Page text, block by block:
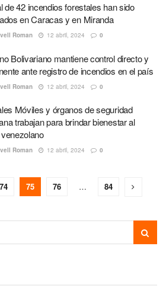
de 42 incendios forestales han sido
en Caracas y en Miranda
Roman 12 abril, 2024 0
Bolivariano mantiene control directo y
ante registro de incendios en el país
Roman 12 abril, 2024 0
Móviles y órganos de seguridad
trabajan para brindar bienestar al
Roman 12 abril, 2024 0
74 75 76 … 84